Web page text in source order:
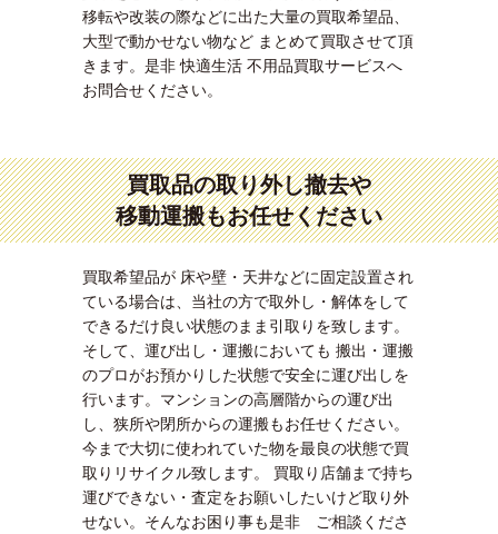
移転や改装の際などに出た大量の買取希望品、
大型で動かせない物など まとめて買取させて頂
きます。是非 快適生活 不用品買取サービスへ
お問合せください。
買取品の取り外し撤去や
移動運搬もお任せください
買取希望品が 床や壁・天井などに固定設置され
ている場合は、当社の方で取外し・解体をして
できるだけ良い状態のまま引取りを致します。
そして、運び出し・運搬においても 搬出・運搬
のプロがお預かりした状態で安全に運び出しを
行います。マンションの高層階からの運び出
し、狭所や閉所からの運搬もお任せください。
今まで大切に使われていた物を最良の状態で買
取りリサイクル致します。 買取り店舗まで持ち
運びできない・査定をお願いしたいけど取り外
せない。そんなお困り事も是非 ご相談くださ